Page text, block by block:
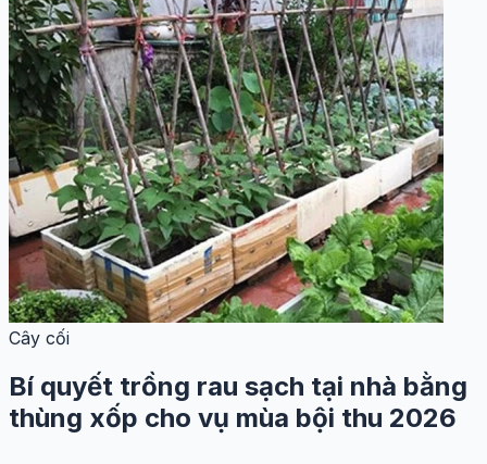
Cây cối
Bí quyết trồng rau sạch tại nhà bằng
thùng xốp cho vụ mùa bội thu 2026